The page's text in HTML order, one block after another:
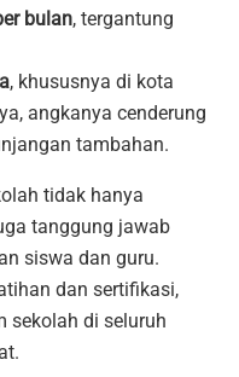
bulan, tergantung
, khususnya di kota
angkanya cenderung
tambahan.
tidak hanya
tanggung jawab
siswa dan guru.
dan sertifikasi,
sekolah di seluruh